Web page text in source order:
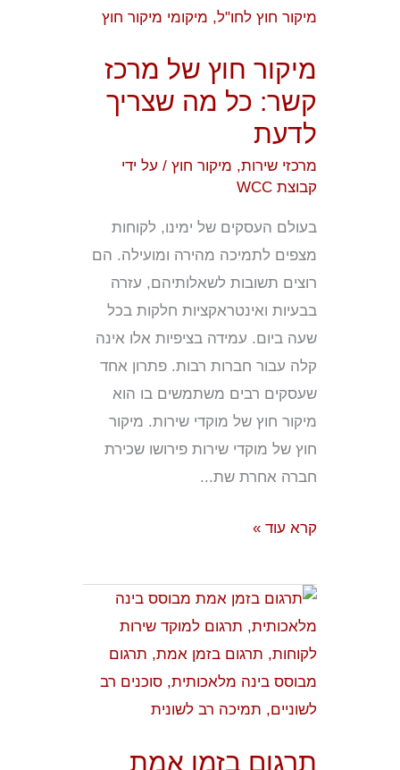
מיקור חוץ של מרכז
קשר: כל מה שצריך
לדעת
מרכזי שירות,מיקור חוץ/ על ידי
קבוצת WCC
בעולם העסקים של ימינו, לקוחות
מצפים לתמיכה מהירה ומועילה. הם
רוצים תשובות לשאלותיהם, עזרה
בבעיות ואינטראקציות חלקות בכל
שעה ביום. עמידה בציפיות אלו אינה
קלה עבור חברות רבות. פתרון אחד
שעסקים רבים משתמשים בו הוא
מיקור חוץ של מוקדי שירות. מיקור
חוץ של מוקדי שירות פירושו שכירת
חברה אחרת שת...
של
קשר:
מה
לדעת
קרא עוד »
תרגום בזמן אמת
תרגום
בזמן
אמת
המופעל
בינה